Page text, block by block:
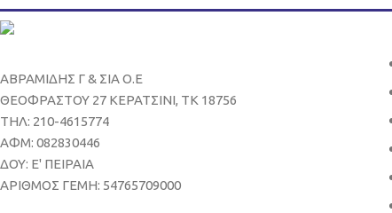
ΑΒΡΑΜΙΔΗΣ Γ & ΣΙΑ Ο.Ε
ΘΕΟΦΡΑΣΤΟΥ 27 ΚΕΡΑΤΣΙΝΙ, ΤΚ 18756
ΤΗΛ: 210-4615774
ΑΦΜ: 082830446
ΔΟΥ: Ε' ΠΕΙΡΑΙΑ
ΑΡΙΘΜΟΣ ΓΕΜΗ: 54765709000